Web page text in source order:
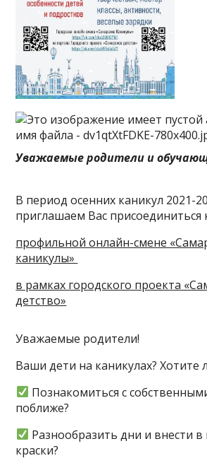
Уважаемые родители и
В период осенних каникул 2021-
приглашаем Вас присоединиться
профильной онлайн-смене
каникулы»
в рамках городского проекта
детство»
Уважаемые родители!
Ваши дети на каникулах? Хотите
Познакомиться с
поближе?
Разнообразить дни и внести в
краски?